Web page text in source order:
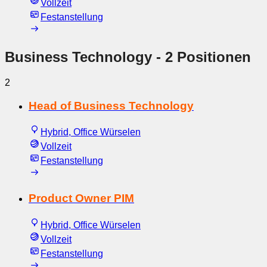
Vollzeit
Festanstellung
Business Technology - 2 Positionen
2
Head of Business Technology
Hybrid, Office Würselen
Vollzeit
Festanstellung
Product Owner PIM
Hybrid, Office Würselen
Vollzeit
Festanstellung